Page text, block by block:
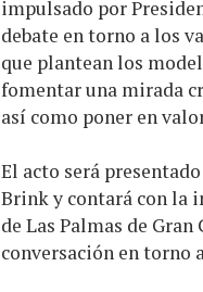
impulsado por
debate en torno a los
que plantean los
fomentar una mirada
así como poner en
El acto será
Brink y contará con la
de Las Palmas de
conversación en torno